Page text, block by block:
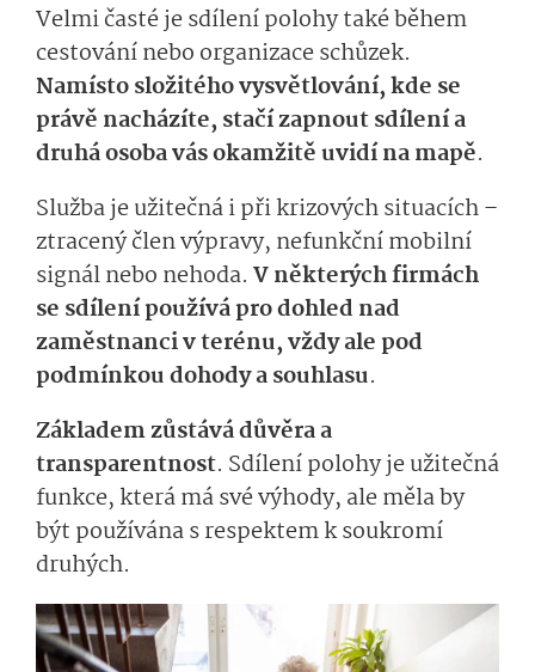
Velmi časté je sdílení polohy také během
cestování nebo organizace schůzek.
Namísto složitého vysvětlování, kde se
právě nacházíte, stačí zapnout sdílení a
druhá osoba vás okamžitě uvidí na mapě.
Služba je užitečná i při krizových situacích –
ztracený člen výpravy, nefunkční mobilní
signál nebo nehoda. V něk­terých firmách
se sdílení používá pro dohled nad
zaměstnanci v terénu, vždy ale pod
podmínkou dohody a souhlasu.
Základem zůstává důvěra a
transparentnost. Sdílení polohy je užitečná
funkce, která má své výhody, ale měla by
být používána s respektem k soukromí
druhých.